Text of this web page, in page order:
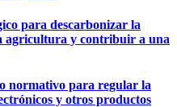
para descarbonizar la
agricultura y contribuir a una
normativo para regular la
y otros productos